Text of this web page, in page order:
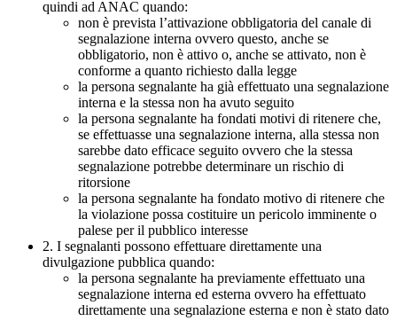
quindi ad ANAC quando:
non è prevista l’attivazione obbligatoria del canale di
segnalazione interna ovvero questo, anche se
obbligatorio, non è attivo o, anche se attivato, non è
conforme a quanto richiesto dalla legge
la persona segnalante ha già effettuato una segnalazione
interna e la stessa non ha avuto seguito
la persona segnalante ha fondati motivi di ritenere che,
se effettuasse una segnalazione interna, alla stessa non
sarebbe dato efficace seguito ovvero che la stessa
segnalazione potrebbe determinare un rischio di
ritorsione
la persona segnalante ha fondato motivo di ritenere che
la violazione possa costituire un pericolo imminente o
palese per il pubblico interesse
2. I segnalanti possono effettuare direttamente una
divulgazione pubblica quando:
la persona segnalante ha previamente effettuato una
segnalazione interna ed esterna ovvero ha effettuato
direttamente una segnalazione esterna e non è stato dato